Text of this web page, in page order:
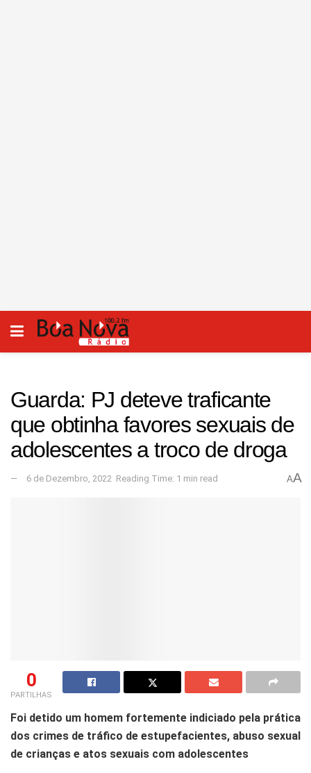
Guarda: PJ deteve traficante
que obtinha favores sexuais de
adolescentes a troco de droga
6 de Dezembro, 2022 Reading Time: 1 min read AA
0
PARTILHAS
Foi detido um homem fortemente indiciado pela prática
dos crimes de tráfico de estupefacientes, abuso sexual
de crianças e atos sexuais com adolescentes